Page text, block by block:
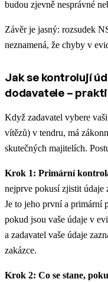
budou zjevně nesprávné
Závěr je jasný: rozsudek
neznamená, že chyby v
Jak se kontrolují
dodavatele –
Když zadavatel vybere
vítězů) v tendru, má
skutečných majitelích.
Krok 1: Primární
nejprve pokusí zjistit údaje
Je to jeho první a primární
pokud jsou vaše údaje v
a zadavatel vaše údaje
zakázce.
Krok 2: Co se stane,